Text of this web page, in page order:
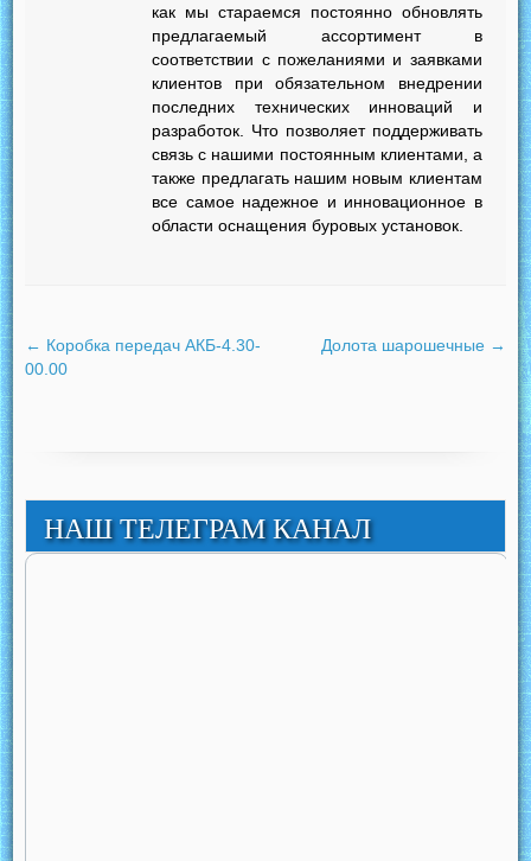
как мы стараемся постоянно обновлять
предлагаемый ассортимент в
соответствии с пожеланиями и заявками
клиентов при обязательном внедрении
последних технических инноваций и
разработок. Что позволяет поддерживать
связь с нашими постоянным клиентами, а
также предлагать нашим новым клиентам
все самое надежное и инновационное в
области оснащения буровых установок.
← Коробка передач АКБ-4.30-
00.00
Долота шарошечные →
НАШ ТЕЛЕГРАМ КАНАЛ